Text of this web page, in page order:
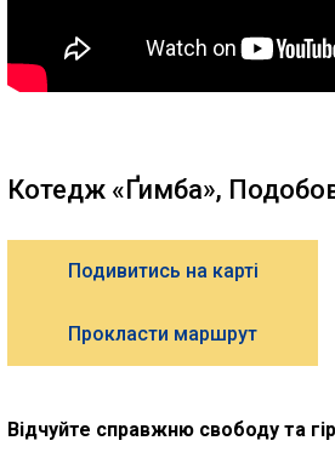
Котедж «Ґимба»,
Подивитись на карті
Прокласти маршрут
Відчуйте справжню свободу та